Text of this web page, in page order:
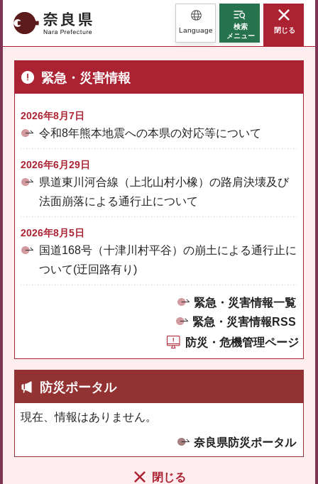
奈良県 Language
検索
メニュー
閉じる
緊急・災害情報
2026年8月7日
令和8年熊本地震への本県の対応等について
2026年6月29日
県道東川河合線（上北山村小橡）の路肩決壊及び
法面崩落による通行止について
2026年8月5日
国道168号（十津川村平谷）の崩土による通行止に
ついて(迂回路有り)
緊急・災害情報一覧
緊急・災害情報RSS
防災・危機管理ページ
防災ポータル
現在、情報はありません。
奈良県防災ポータル
閉じる